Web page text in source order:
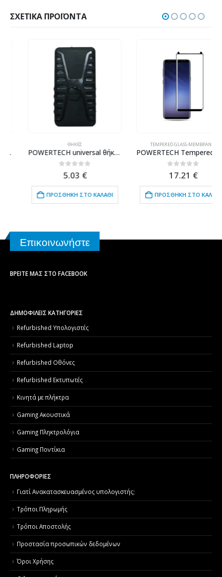
ΣΧΕΤΙΚΆ ΠΡΟΪΌΝΤΑ
POWERTECH universal θήκη κινητού με ring PT-531, έως 8.5 x 16cm, μαύρη
out of 5
5.03€
ΠΡΟΣΘΉΚΗ ΣΤΟ ΚΑΛΆΘΙ
TEMPERED GLASS-ΜΕΜΒΡΆΝΕΣ
POWERTECH Tempered Glass 3D TGC-0076 Samsung S8 Plus, Full glue, μαύρο
out of 5
17.21€
ΠΡΟΣΘΉΚΗ ΣΤΟ ΚΑΛΆΘΙ
Επικοινωνήστε
ΒΡΕΊΤΕ ΜΑΣ ΣΤΟ FACEBOOK
ΔΗΜΟΦΙΛΕΙΣ ΚΑΤΗΓΟΡΙΕΣ
Refurbished Υπολογιστές
Refurbished Laptop
Refurbished Οθόνες
Refurbished Εκτυπωτές
Κινητά με πλήκτρα
Gaming Ακουστικά
Gaming Πληκτρολόγια
Gaming Ποντίκια
ΠΛΗΡΟΦΟΡΙΕΣ
Γιατί Aνακατασκευασμένος υπολογιστής;
Τρόποι Πληρωμής
Τρόποι Αποστολής
Προστασία προσωπικών δεδομένων
Όροι Χρήσης